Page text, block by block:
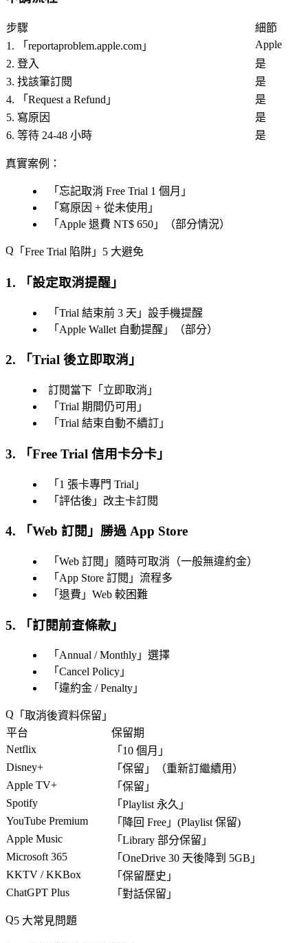
步驟
細節
1. 「 reportaproblem.apple.com 」
Apple
2. 登入
是
3. 找該筆訂閱
是
4. 「 Request a Refund 」
是
5. 寫原因
是
6. 等待 24-48 小時
是
真實案例 ：
「 忘記取消 Free Trial 1 個月 」
「 寫原因 + 從未使用 」
「 Apple 退費 NT$ 650 」（部分情況）
「 Free Trial 陷阱 」5 大避免
1. 「設定取消提醒 」
「 Trial 結束前 3 天 」設手機提醒
「 Apple Wallet 自動提醒 」（部分）
2. 「Trial 後立即取消 」
訂閱當下「 立即取消 」
「 Trial 期間仍可用 」
「 Trial 結束自動不續訂 」
3. 「Free Trial 信用卡分卡 」
「 1 張卡專門 Trial 」
「 評估後 」改主卡訂閱
4. 「Web 訂閱 」勝過 App Store
「 Web 訂閱 」隨時可取消（一般無違約金）
「 App Store 訂閱 」流程多
「 退費 」Web 較困難
5. 「訂閱前查條款 」
「 Annual / Monthly 」選擇
「 Cancel Policy 」
「 違約金 / Penalty 」
「 取消後資料保留 」
平台
保留期
Netflix
「 10 個月 」
Disney+
「 保留 」（重新訂繼續用）
Apple TV+
「 保留 」
Spotify
「 Playlist 永久 」
YouTube Premium
「 降回 Free 」(Playlist 保留)
Apple Music
「 Library 部分保留 」
Microsoft 365
「 OneDrive 30 天後降到 5GB 」
KKTV / KKBox
「 保留歷史 」
ChatGPT Plus
「 對話保留 」
5 大常見問題